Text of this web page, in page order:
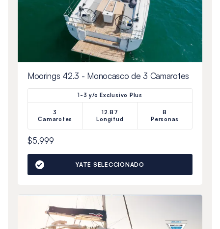
Moorings 42.3 - Monocasco de 3 Camarotes
1-3 y/o Exclusivo Plus
3
Camarotes
12.87
Longitud
8
Personas
$5,999
YATE SELECCIONADO